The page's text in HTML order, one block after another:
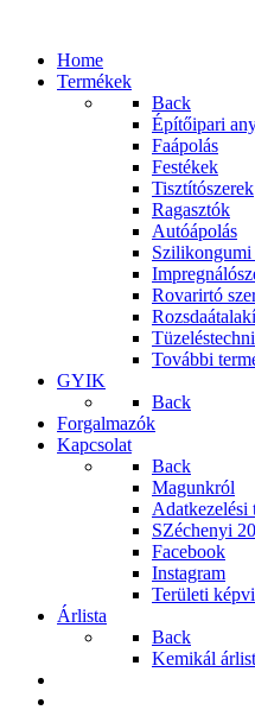
Home
Termékek
Back
Építőipari
Faápolás
Festékek
Tisztítószerek
Ragasztók
Autóápolás
Szilikongumi
Rovarirtó
További
GYIK
Back
Forgalmazók
Kapcsolat
Back
Magunkról
Adatkezelési
SZéchenyi
Facebook
Instagram
Területi
Árlista
Back
Kemikál